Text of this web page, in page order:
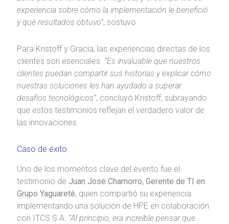
experiencia sobre cómo la implementación le benefició
y qué resultados obtuvo”, sostuvo
Para Kristoff y Gracia, las experiencias directas de los
clientes son esenciales. “Es invaluable que nuestros
clientes puedan compartir sus historias y explicar cómo
nuestras soluciones les han ayudado a superar
desafíos tecnológicos”, concluyó Kristoff, subrayando
que estos testimonios reflejan el verdadero valor de
las innovaciones.
Caso de éxito
Uno de los momentos clave del evento fue el
testimonio de Juan José Chamorro, Gerente de TI en
Grupo Yaguareté, quien compartió su experiencia
implementando una solución de HPE en colaboración
con ITCS S.A. “Al principio, era increíble pensar que